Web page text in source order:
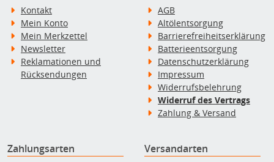
Kontakt
Mein Konto
Mein Merkzettel
Newsletter
Reklamationen und
Rücksendungen
AGB
Altölentsorgung
Barrierefreiheitserklärung
Batterieentsorgung
Datenschutzerklärung
Impressum
Widerrufsbelehrung
Widerruf des Vertrags
Zahlung & Versand
Zahlungsarten Versandarten